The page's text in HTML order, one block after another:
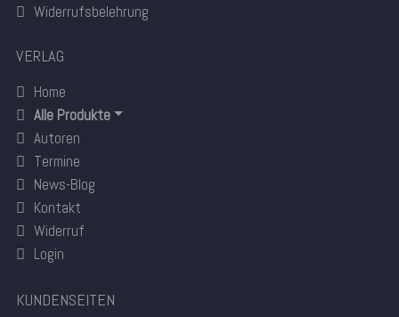
Widerrufsbelehrung
VERLAG
Home
Alle Produkte
Autoren
Termine
News-Blog
Kontakt
Widerruf
Login
KUNDENSEITEN